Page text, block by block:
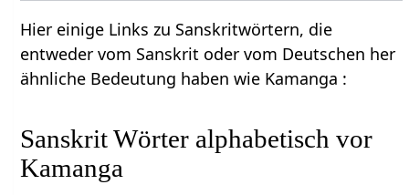
Hier einige Links zu Sanskritwörtern, die
entweder vom Sanskrit oder vom Deutschen her
ähnliche Bedeutung haben wie Kamanga :
Sanskrit Wörter alphabetisch vor
Kamanga